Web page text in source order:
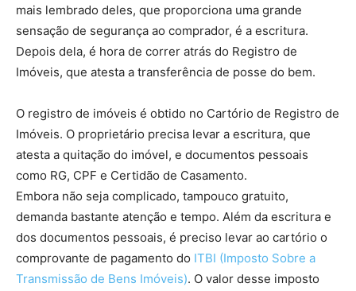
mais lembrado deles, que proporciona uma grande
sensação de segurança ao comprador, é a escritura.
Depois dela, é hora de correr atrás do Registro de
Imóveis, que atesta a transferência de posse do bem.
O registro de imóveis é obtido no Cartório de Registro de
Imóveis. O proprietário precisa levar a escritura, que
atesta a quitação do imóvel, e documentos pessoais
como RG, CPF e Certidão de Casamento.
Embora não seja complicado, tampouco gratuito,
demanda bastante atenção e tempo. Além da escritura e
dos documentos pessoais, é preciso levar ao cartório o
comprovante de pagamento do ITBI (Imposto Sobre a
Transmissão de Bens Imóveis). O valor desse imposto